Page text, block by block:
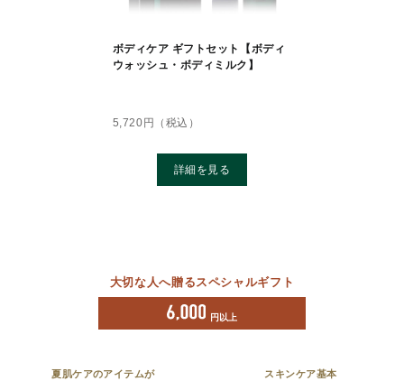
ボディケア ギフトセット【ボディ
ウォッシュ・ボディミルク】
5,720 円（税込）
詳細を見る
大切な人へ贈るスペシャルギフト
円以上
夏肌ケアのアイテムが
スキンケア基本